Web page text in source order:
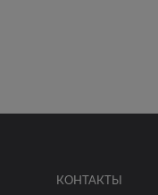
КОНТАКТЫ